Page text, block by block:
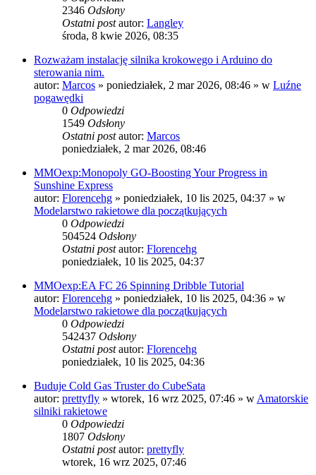
2346 Odsłony
Ostatni postautor: Langley
środa, 8 kwie 2026, 08:35
Rozważam instalację silnika krokowego i Arduino do
sterowania nim.
autor: Marcos » poniedziałek, 2 mar 2026, 08:46 » w Luźne
pogawędki
0 Odpowiedzi
1549 Odsłony
Ostatni postautor: Marcos
poniedziałek, 2 mar 2026, 08:46
MMOexp:Monopoly GO-Boosting Your Progress in
Sunshine Express
autor: Florencehg » poniedziałek, 10 lis 2025, 04:37 » w
Modelarstwo rakietowe dla początkujących
0 Odpowiedzi
504524 Odsłony
Ostatni postautor: Florencehg
poniedziałek, 10 lis 2025, 04:37
MMOexp:EA FC 26 Spinning Dribble Tutorial
autor: Florencehg » poniedziałek, 10 lis 2025, 04:36 » w
Modelarstwo rakietowe dla początkujących
0 Odpowiedzi
542437 Odsłony
Ostatni postautor: Florencehg
poniedziałek, 10 lis 2025, 04:36
Buduje Cold Gas Truster do CubeSata
autor: prettyfly » wtorek, 16 wrz 2025, 07:46 » w Amatorskie
silniki rakietowe
0 Odpowiedzi
1807 Odsłony
Ostatni postautor: prettyfly
wtorek, 16 wrz 2025, 07:46